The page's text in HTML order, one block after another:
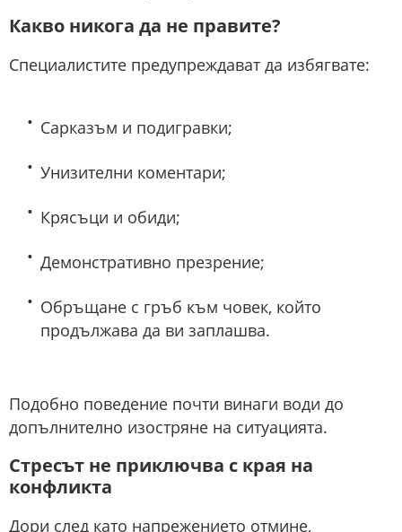
Какво никога да не правите?
Специалистите предупреждават да избягвате:
Сарказъм и подигравки;
Унизителни коментари;
Крясъци и обиди;
Демонстративно презрение;
Обръщане с гръб към човек, който
продължава да ви заплашва.
Подобно поведение почти винаги води до
допълнително изостряне на ситуацията.
Стресът не приключва с края на
конфликта
Дори след като напрежението отмине,